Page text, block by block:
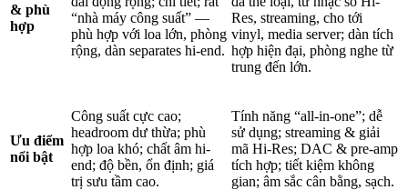
& phù
hợp
“nhà máy công suất” —
phù hợp với loa lớn, phòng
rộng, dàn separates hi-end.
Res, streaming, cho tới
vinyl, media server; dàn tích
hợp hiện đại, phòng nghe từ
trung đến lớn.
Ưu điểm
nổi bật
Công suất cực cao;
headroom dư thừa; phù
hợp loa khó; chất âm hi-
end; độ bền, ổn định; giá
trị sưu tầm cao.
Tính năng “all-in-one”; dễ
sử dụng; streaming & giải
mã Hi-Res; DAC & pre-amp
tích hợp; tiết kiệm không
gian; âm sắc cân bằng, sạch.